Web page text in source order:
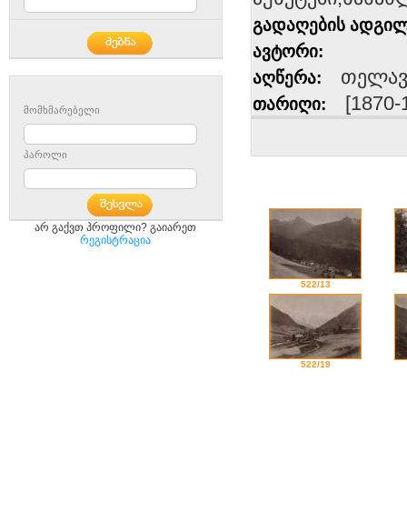
მომხმარებელი
პაროლი
არ გაქვთ პროფილი? გაიარეთ
რეგისტრაცია
გადაღების
ავტორი:
აღწერა:
თარიღი: [1870-
522/13
522/19